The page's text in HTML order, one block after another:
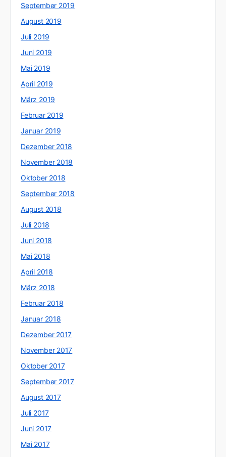
September 2019
August 2019
Juli 2019
Juni 2019
Mai 2019
April 2019
März 2019
Februar 2019
Januar 2019
Dezember 2018
November 2018
Oktober 2018
September 2018
August 2018
Juli 2018
Juni 2018
Mai 2018
April 2018
März 2018
Februar 2018
Januar 2018
Dezember 2017
November 2017
Oktober 2017
September 2017
August 2017
Juli 2017
Juni 2017
Mai 2017